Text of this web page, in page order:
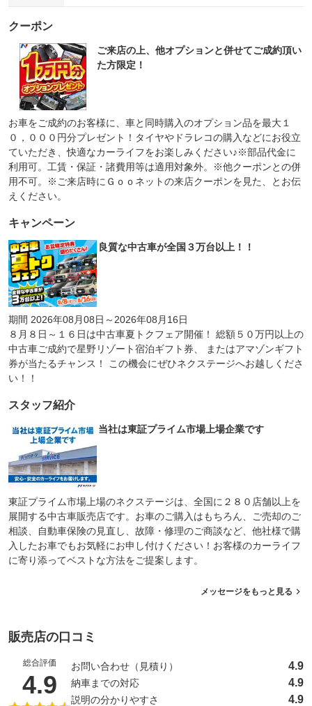
クーポン
ご来店の上、他オプションと併せてご成約頂い
た方限定！
お車をご成約のお客様に、車と同時購入のオプション品を最大１
０，０００円分プレゼント！タイヤやドラレコの購入などにお役立
ていただき、快適なカーライフをお楽しみください♪※部品代金に
利用可。工賃・保証・諸費用等は適用対象外。※他クーポンとの併
用不可。※ご来店時にＧｏｏネットの来店クーポンを見た、とお伝
えください。
キャンペーン
良質な中古車が全国３万台以上！！
期間 2026年08月08日～2026年08月16日
８月８日～１６日は中古車夏トクフェア開催！ 総額５０万円以上の
中古車ご成約で星野リゾート宿泊ギフト券、 またはアマゾンギフト
券が当たるチャンス！ この機会にぜひネクステージへお越しくださ
い！！
スタッフ紹介
当社は東証プライム市場上場企業です
東証プライム市場上場のネクステージは、全国に２８０店舗以上を
展開する中古車販売店です。お車のご購入はもちろん、ご売却のご
相談、自動車保険の見直し、故障・修理のご商談など、他社様で購
入したお車でもお気軽にお申し付けください！お客様のカーライフ
に寄り添ってベストな方法をご提案します。
メッセージをもっと見る
販売店の口コミ
総合評価
4.9 （5点満点中）
お問い合わせ（見積り） 4.9
納車までの対応 4.9
説明の分かりやすさ 4.9